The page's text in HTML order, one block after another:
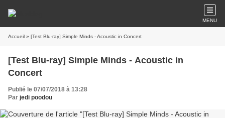
MENU
Accueil » [Test Blu-ray] Simple Minds - Acoustic in Concert
[Test Blu-ray] Simple Minds - Acoustic in
Concert
Publié le 07/07/2018 à 13:28
Par jedi poodou